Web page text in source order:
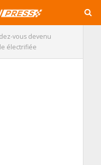
vous devenu
électrifiée